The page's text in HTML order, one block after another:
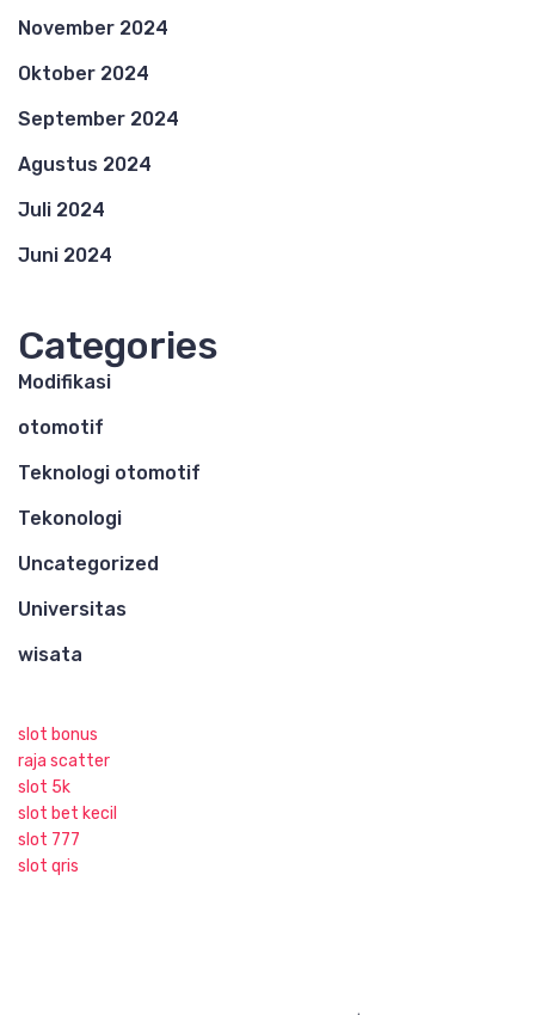
November 2024
Oktober 2024
September 2024
Agustus 2024
Juli 2024
Juni 2024
Categories
Modifikasi
otomotif
Teknologi otomotif
Tekonologi
Uncategorized
Universitas
wisata
slot bonus
raja scatter
slot 5k
slot bet kecil
slot 777
slot qris